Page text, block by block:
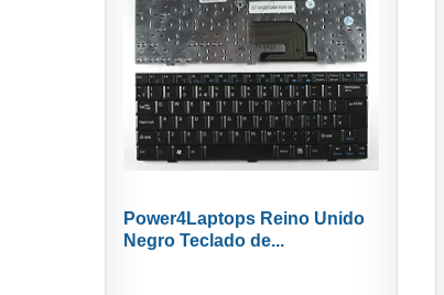
Power4Laptops Reino Unido
Negro Teclado de...